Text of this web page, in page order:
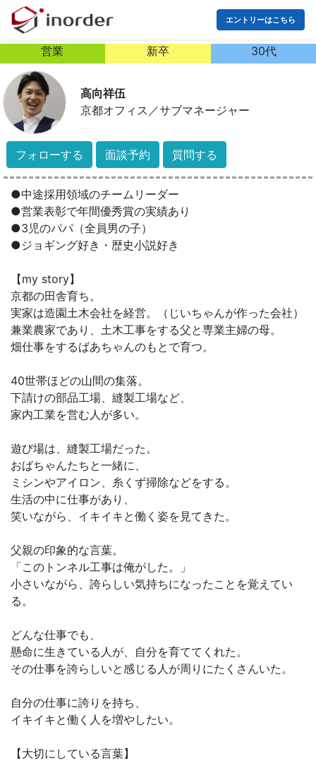
エントリーはこちら
営業 新卒 30代
高向祥伍
京都オフィス ／サブマネージャー
フォローする 面談予約 質問する
●中途採用領域のチームリーダー
●営業表彰で年間優秀賞の実績あり
●3児のパパ（全員男の子）
●ジョギング好き・歴史小説好き
【my story】
京都の田舎育ち。
実家は造園土木会社を経営。（じいちゃんが作った会社）
兼業農家であり、土木工事をする父と専業主婦の母。
畑仕事をするばあちゃんのもとで育つ。
40世帯ほどの山間の集落。
下請けの部品工場、縫製工場など、
家内工業を営む人が多い。
遊び場は、縫製工場だった。
おばちゃんたちと一緒に、
ミシンやアイロン、糸くず掃除などをする。
生活の中に仕事があり、
笑いながら、イキイキと働く姿を見てきた。
父親の印象的な言葉。
「このトンネル工事は俺がした。」
小さいながら、誇らしい気持ちになったことを覚えてい
る。
どんな仕事でも、
懸命に生きている人が、自分を育ててくれた。
その仕事を誇らしいと感じる人が周りにたくさんいた。
自分の仕事に誇りを持ち、
イキイキと働く人を増やしたい。
【大切にしている言葉】